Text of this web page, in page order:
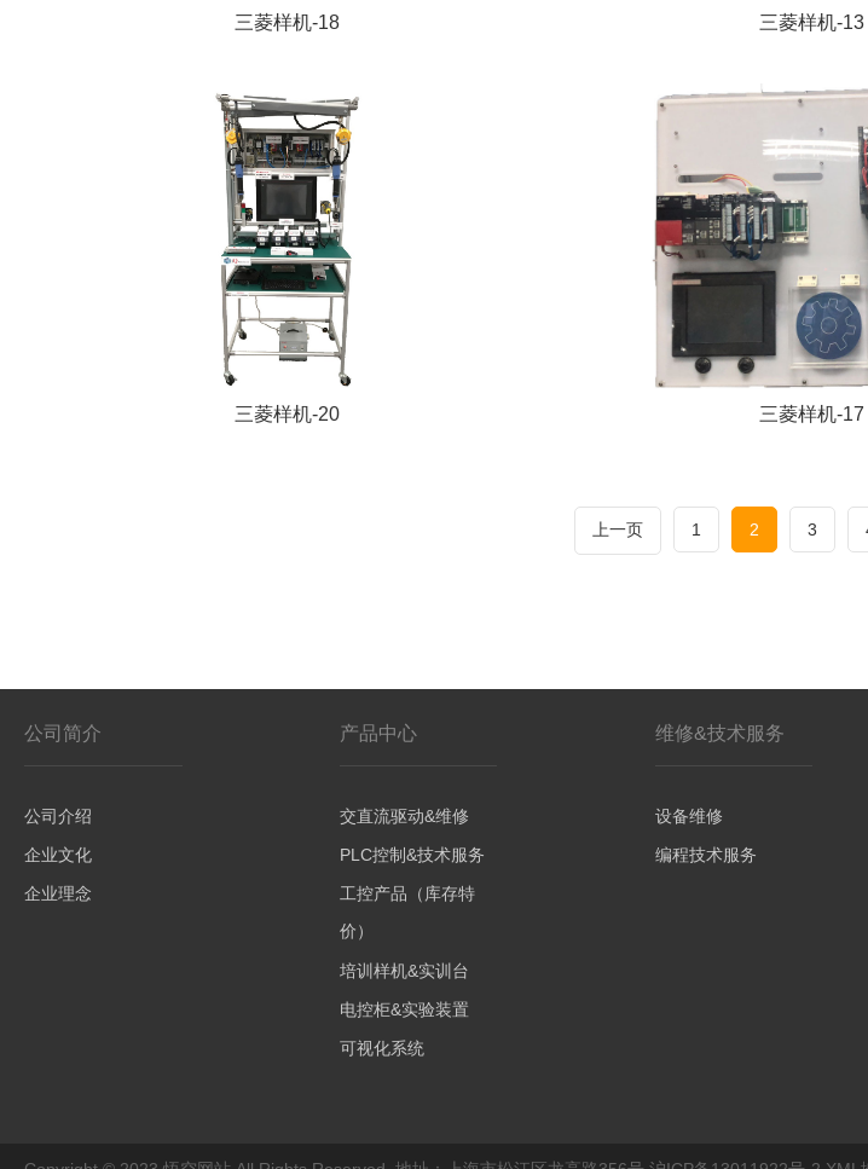
三菱样机-18 三菱样机-13
三菱样机-20 三菱样机-17
上一页 1 2 3
公司简介
公司介绍
企业文化
企业理念
产品中心
交直流驱动&维修
PLC控制&技术服务
工控产品（库存特
价）
培训样机&实训台
电控柜&实验装置
可视化系统
维修&技术服务
设备维修
编程技术服务